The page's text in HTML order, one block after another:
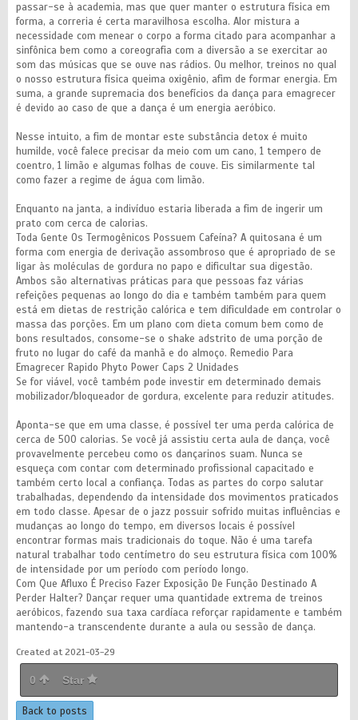
passar-se à academia, mas que quer manter o estrutura física em
forma, a correria é certa maravilhosa escolha. Alor mistura a
necessidade com menear o corpo a forma citado para acompanhar a
sinfônica bem como a coreografia com a diversão a se exercitar ao
som das músicas que se ouve nas rádios. Ou melhor, treinos no qual
o nosso estrutura física queima oxigênio, afim de formar energia. Em
suma, a grande supremacia dos benefícios da dança para emagrecer
é devido ao caso de que a dança é um energia aeróbico.
Nesse intuito, a fim de montar este substância detox é muito
humilde, você falece precisar da meio com um cano, 1 tempero de
coentro, 1 limão e algumas folhas de couve. Eis similarmente tal
como fazer a regime de água com limão.
Enquanto na janta, a indivíduo estaria liberada a fim de ingerir um
prato com cerca de calorias.
Toda Gente Os Termogênicos Possuem Cafeína? A quitosana é um
forma com energia de derivação assombroso que é apropriado de se
ligar às moléculas de gordura no papo e dificultar sua digestão.
Ambos são alternativas práticas para que pessoas faz várias
refeições pequenas ao longo do dia e também também para quem
está em dietas de restrição calórica e tem dificuldade em controlar o
massa das porções. Em um plano com dieta comum bem como de
bons resultados, consome-se o shake adstrito de uma porção de
fruto no lugar do café da manhã e do almoço. Remedio Para
Emagrecer Rapido Phyto Power Caps 2 Unidades
Se for viável, você também pode investir em determinado demais
mobilizador/bloqueador de gordura, excelente para reduzir atitudes.
Aponta-se que em uma classe, é possível ter uma perda calórica de
cerca de 500 calorias. Se você já assistiu certa aula de dança, você
provavelmente percebeu como os dançarinos suam. Nunca se
esqueça com contar com determinado profissional capacitado e
também certo local a confiança. Todas as partes do corpo salutar
trabalhadas, dependendo da intensidade dos movimentos praticados
em todo classe. Apesar de o jazz possuir sofrido muitas influências e
mudanças ao longo do tempo, em diversos locais é possível
encontrar formas mais tradicionais do toque. Não é uma tarefa
natural trabalhar todo centímetro do seu estrutura física com 100%
de intensidade por um período com período longo.
Com Que Afluxo É Preciso Fazer Exposição De Função Destinado A
Perder Halter? Dançar requer uma quantidade extrema de treinos
aeróbicos, fazendo sua taxa cardíaca reforçar rapidamente e também
mantendo-a transcendente durante a aula ou sessão de dança.
Created at 2021-03-29
0 Star
Back to posts